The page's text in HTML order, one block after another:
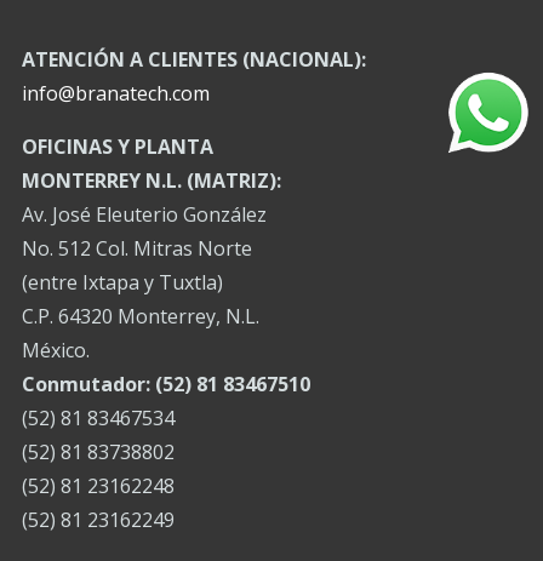
ATENCIÓN A CLIENTES (NACIONAL):
info@branatech.com
OFICINAS Y PLANTA
MONTERREY N.L. (MATRIZ):
Av. José Eleuterio González
No. 512 Col. Mitras Norte
(entre Ixtapa y Tuxtla)
C.P. 64320 Monterrey, N.L.
México.
Conmutador: (52) 81 83467510
(52) 81 83467534
(52) 81 83738802
(52) 81 23162248
(52) 81 23162249